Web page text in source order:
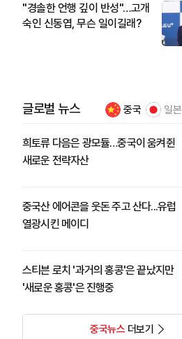
"경솔한 언행 깊이 반성"…고개
숙인 신동엽, 무슨 일이길래?
글로벌 뉴스 중국 일본
희토류 다음은 광모듈…중국이 움켜쥔
새로운 전략자산
중국산 에어콘을 웃돈 주고 산다...유럽
열광시킨 메이디
스티븐 로치 '과거의 홍콩'은 끝났지만
'새로운 홍콩'은 진행중
중국뉴스더보기